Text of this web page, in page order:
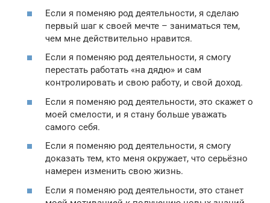
Если я поменяю род деятельности, я сделаю
первый шаг к своей мечте – заниматься тем,
чем мне действительно нравится.
Если я поменяю род деятельности, я смогу
перестать работать «на дядю» и сам
контролировать и свою работу, и свой доход.
Если я поменяю род деятельности, это скажет о
моей смелости, и я стану больше уважать
самого себя.
Если я поменяю род деятельности, я смогу
доказать тем, кто меня окружает, что серьёзно
намерен изменить свою жизнь.
Если я поменяю род деятельности, это станет